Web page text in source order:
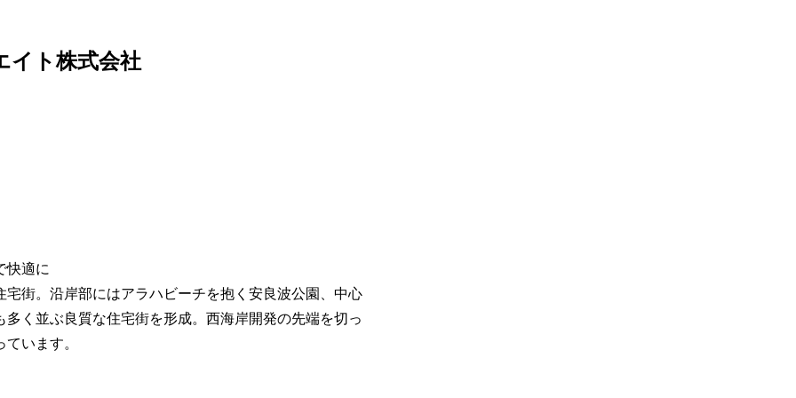
ト株式会社
快適に
街。沿岸部にはアラハビーチを抱く安良波公園、中心
く並ぶ良質な住宅街を形成。西海岸開発の先端を切っ
います。